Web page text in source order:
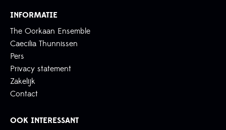
INFORMATIE
The Oorkaan Ensemble
Caecilia Thunnissen
Pers
Privacy statement
Zakelijk
Contact
OOK INTERESSANT